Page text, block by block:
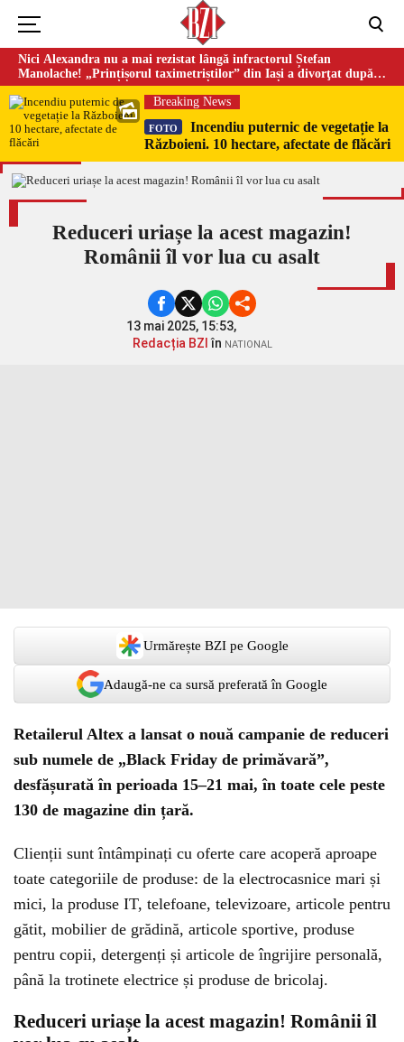
Nici Alexandra nu a mai rezistat lângă infractorul Ștefan
Manolache! „Prințișorul taximetriștilor” din Iași a divorţat după
doi ani de căsnicie
Breaking News
FOTO
Incendiu puternic de vegetație la
Războieni. 10 hectare, afectate de flăcări
Reduceri uriașe la acest magazin!
Românii îl vor lua cu asalt
13 mai 2025, 15:53,
Redacția BZI în NATIONAL
Urmărește BZI pe Google
Adaugă-ne ca sursă preferată în Google
Retailerul Altex a lansat o nouă campanie de reduceri
sub numele de „Black Friday de primăvară”,
desfășurată în perioada 15–21 mai, în toate cele peste
130 de magazine din țară.
Clienții sunt întâmpinați cu oferte care acoperă aproape
toate categoriile de produse: de la electrocasnice mari și
mici, la produse IT, telefoane, televizoare, articole pentru
gătit, mobilier de grădină, articole sportive, produse
pentru copii, detergenți și articole de îngrijire personală,
până la trotinete electrice și produse de bricolaj.
Reduceri uriașe la acest magazin! Românii îl